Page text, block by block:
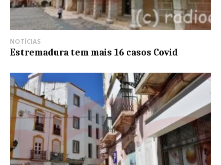
NOTÍCIAS
Estremadura tem mais 16 casos Covid